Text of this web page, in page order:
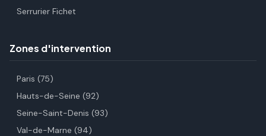
Serrurier Fichet
Zones d'intervention
Paris (75)
Hauts-de-Seine (92)
Seine-Saint-Denis (93)
Val-de-Marne (94)